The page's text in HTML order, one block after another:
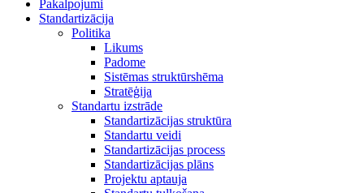
Pakalpojumi
Standartizācija
Politika
Likums
Padome
Sistēmas struktūrshēma
Stratēģija
Standartu izstrāde
Standartizācijas struktūra
Standartu veidi
Standartizācijas process
Standartizācijas plāns
Projektu aptauja